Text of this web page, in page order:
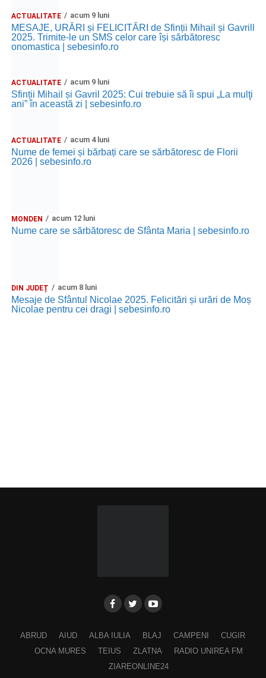
ACTUALITATE acum 9 luni
MESAJE, URĂRI și FELICITĂRI de Sfinții Mihail și Gavrill
2025. Trimite-le un SMS celor care își sărbătoresc
onomastica | sebesinfo.ro
ACTUALITATE acum 9 luni
Sfinții Mihail și Gavril 2025: Cui trebuie să îi spui „La mulţi
ani” în această zi | sebesinfo.ro
ACTUALITATE acum 4 luni
Nume de femei și bărbați care se sărbătoresc de Florii
2026 | sebesinfo.ro
MONDEN acum 12 luni
Nume care se sărbătoresc de Sfânta Maria | sebesinfo.ro
DIN JUDEȚ acum 8 luni
Mesaje de Sfântul Nicolae 2025. Felicitări și urări de Moș
Nicolae pentru cei dragi | sebesinfo.ro
ABRUD AIUD ALBA IULIA BLAJ CAMPENI
CUGIR
OCNA MURES
TEIUS ZLATNA
RADIO UNIREA FM
ZIAREONLINE24